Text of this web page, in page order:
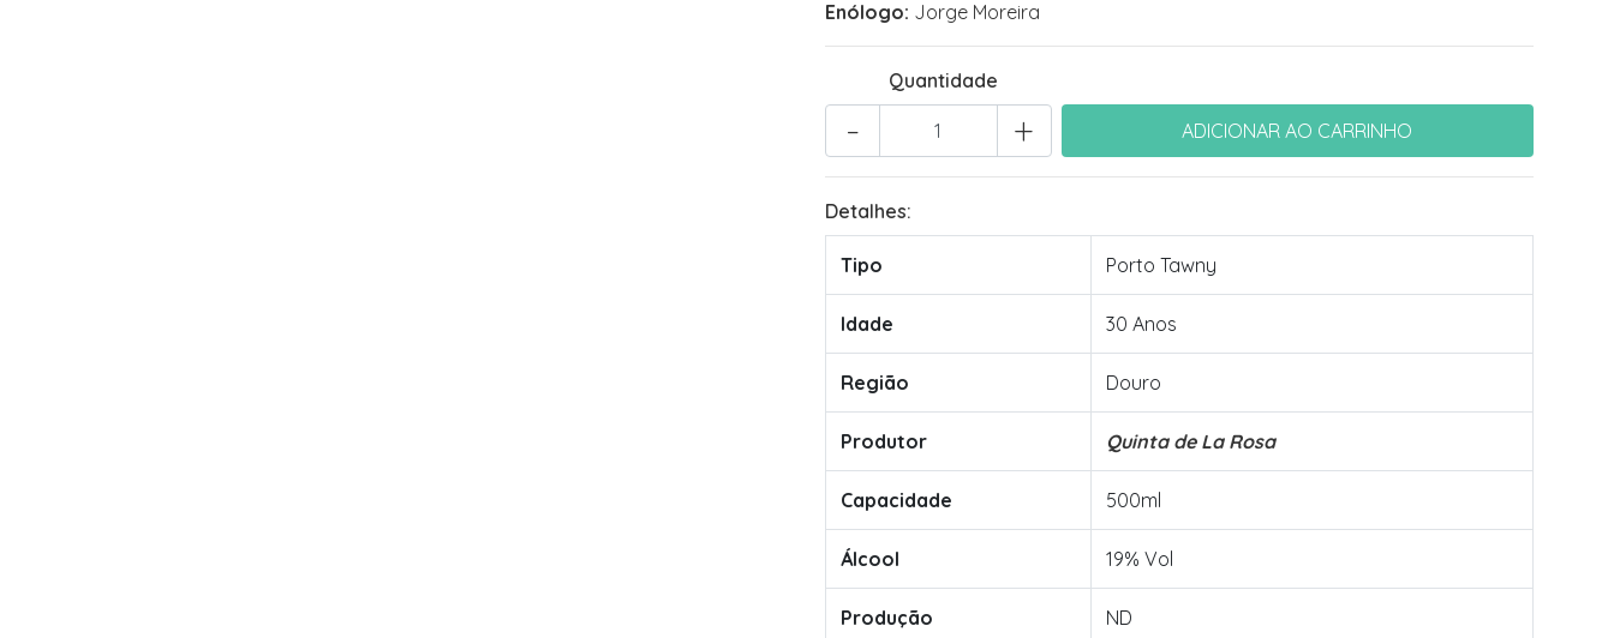
Enólogo: Jorge Moreira
Quantidade
+
-
Detalhes:
Tipo Porto Tawny
Idade 30 Anos
Região Douro
Produtor Quinta de La Rosa
Capacidade 500ml
Álcool 19% Vol
Produção ND